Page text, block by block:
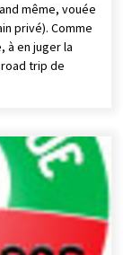
même, vouée
privé). Comme
à en juger la
trip de